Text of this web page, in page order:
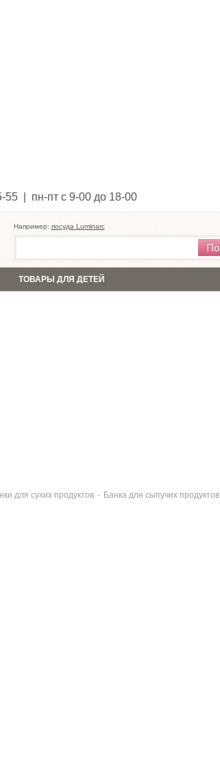
55 | пн-пт с 9-00 до 18-00
Например: посуда Luminarc
ТОВАРЫ ДЛЯ ДЕТЕЙ
для сухих продуктов - Банка для сыпучих